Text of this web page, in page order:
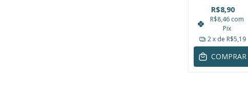
Vermelho
110g Estrela
R$8,90
R$8,46 com
Pix
2 x de R$5,19
COMPRAR